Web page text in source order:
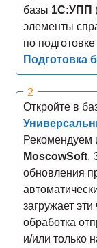
базы 1С:УПП
элементы
по
Подготовка
Откройте в
Рекомендуем
MoscowSoft.
обновления
загружает
обработка
и/или только